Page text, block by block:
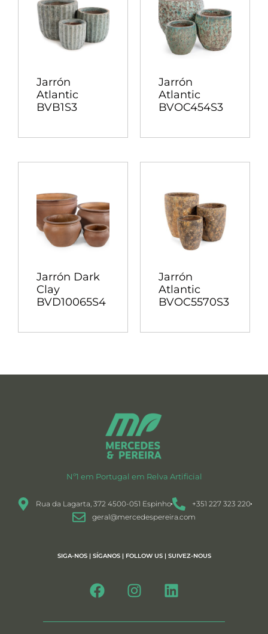
Jarrón
Atlantic
BVB1S3
Jarrón
Atlantic
BVOC454S3
Jarrón Dark
Clay
BVD10065S4
Jarrón
Atlantic
BVOC5570S3
Nº1 em Portugal em Relva Artificial
Rua da Lagarta, 372 4500-051 Espinho
+351 227 323 220
geral@mercedespereira.com
SIGA-NOS | SÍGANOS | FOLLOW US | SUIVEZ-NOUS